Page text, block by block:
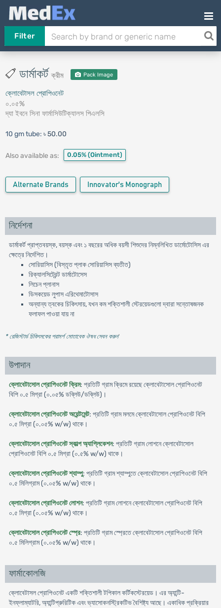
Filter
ডার্মাকর্টক্রীম Pack Image
ক্লোবেটাসল প্রোপিওনেট
০.০৫%
দ্যা ইবনে সিনা ফার্মাসিউটিক্যালস পিএলসি
10 gm tube: ৳ 50.00
Also available as: 0.05% (Ointment)
Alternate Brands Innovator's Monograph
নির্দেশনা
ডার্মাকর্ট প্রাপ্তবয়স্ক, বয়স্ক এবং ১ বছরের অধিক বয়সী শিশুদের নিম্নলিখিত ডার্মোটোসিস এর
ক্ষেত্রে নির্দেশিত।
সোরিয়াসিস (বিস্তৃত প্লাক সোরিয়াসিস ব্যতীত)
রিক্যালসিট্রেন্ট ডার্মাটোসেস
লিচেন প্লানাস
ডিসকয়েড লুপাস এরিথেমাটোসাস
অন্যান্য ত্বকের চিকিৎসায়, যখন কম শক্তিশালী স্টেরয়েডগুলো দ্বারা সন্তোষজনক
ফলাফল পাওয়া যায় না
* রেজিস্টার্ড চিকিৎসকের পরামর্শ মোতাবেক ঔষধ সেবন করুন'
উপাদান
ক্লোবেটাসোল প্রোপিওনেট ক্রিম: প্রতিটি গ্রাম ক্রিমে রয়েছে ক্লোবেটাসোল প্রোপিওনেট
বিপি ০.৫ মিগ্রা (০.০৫% ডব্লিউ/ডব্লিউ)।
ক্লোবেটাসোল প্রোপিওনেট অয়েন্টমেন্ট: প্রতিটি গ্রাম মলমে ক্লোবেটাসোল প্রোপিওনেট বিপি
০.৫ মিগ্রা (০.০৫% w/w) থাকে।
ক্লোবেটাসোল প্রোপিওনেট স্কাল্প অ্যাপ্লিকেশন: প্রতিটি গ্রাম লোশনে ক্লোবেটাসোল
প্রোপিওনেট বিপি ০.৫ মিগ্রা (০.৫% w/w) থাকে।
ক্লোবেটাসোল প্রোপিওনেট শ্যাম্পু: প্রতিটি গ্রাম শ্যাম্পুতে ক্লোবেটাসোল প্রোপিওনেট বিপি
০.৫ মিলিগ্রাম (০.০৫% w/w) থাকে।
ক্লোবেটাসোল প্রোপিওনেট লোশন: প্রতিটি গ্রাম লোশনে ক্লোবেটাসোল প্রোপিওনেট বিপি
০.৫ মিগ্রা (০.০৫% w/w) থাকে।
ক্লোবেটাসোল প্রোপিওনেট স্প্রে: প্রতিটি গ্রাম স্প্রেতে ক্লোবেটাসোল প্রোপিওনেট বিপি
০.৫ মিলিগ্রাম (০.০৫% w/w) থাকে।
ফার্মাকোলজি
ক্লোবেটাসল প্রোপিওনেট একটি শক্তিশালী টপিকাল কর্টিকস্টেরয়েড। এর অ্যান্টি-
ইনফ্লাম্যাটরি, অ্যান্টিপ্রুরিটিক এবং ভ্যাসোকনস্ট্রিকটিভ বৈশিষ্ট্য আছে। একাধিক প্রক্রিয়ার